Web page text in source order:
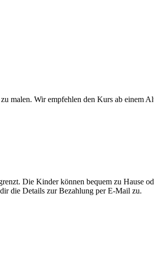
malen. Wir empfehlen den Kurs ab einem
Die Kinder können bequem zu Hause
die Details zur Bezahlung per E-Mail zu.